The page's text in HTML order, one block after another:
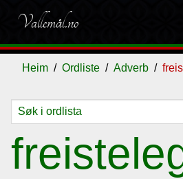
Vallemål.no
Heim Ordliste Adverb
Ordliste
Om